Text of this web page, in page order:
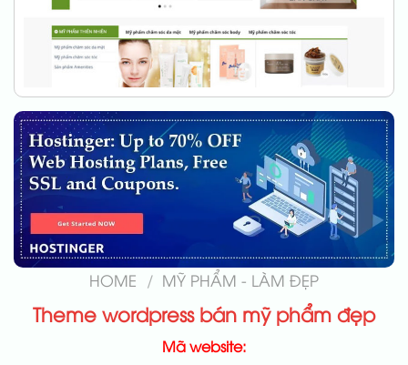
HOME / MỸ PHẨM - LÀM ĐẸP
Theme wordpress bán mỹ phẩm đẹp
Mã website: